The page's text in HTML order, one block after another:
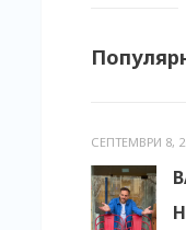
СЕПТЕМВРИ 8,